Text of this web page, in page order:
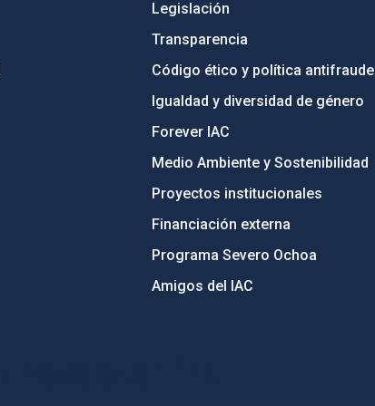
Legislación
Transparencia
Código ético y política antifraude
Igualdad y diversidad de género
Forever IAC
Medio Ambiente y Sostenibilidad
Proyectos institucionales
Financiación externa
Programa Severo Ochoa
Amigos del IAC